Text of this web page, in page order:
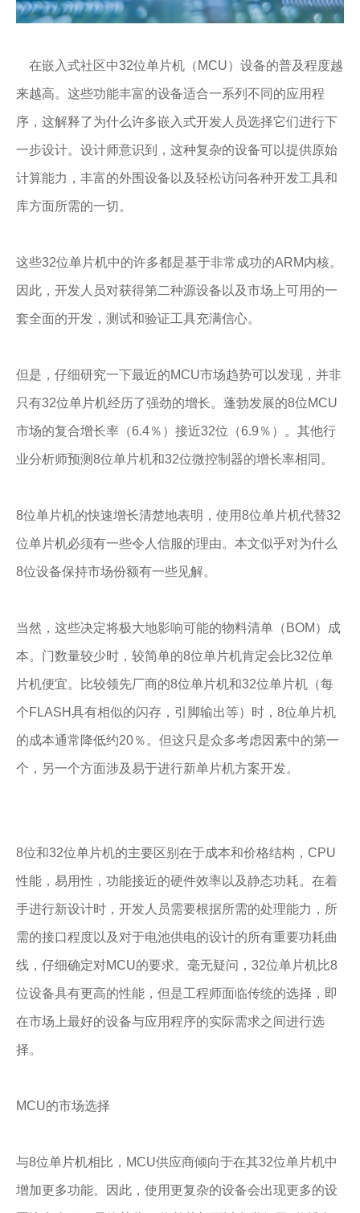
在嵌入式社区中32位单片机（MCU）设备的普及程度越
来越高。这些功能丰富的设备适合一系列不同的应用程
序，这解释了为什么许多嵌入式开发人员选择它们进行下
一步设计。设计师意识到，这种复杂的设备可以提供原始
计算能力，丰富的外围设备以及轻松访问各种开发工具和
库方面所需的一切。
这些32位单片机中的许多都是基于非常成功的ARM内核。
因此，开发人员对获得第二种源设备以及市场上可用的一
套全面的开发，测试和验证工具充满信心。
但是，仔细研究一下最近的MCU市场趋势可以发现，并非
只有32位单片机经历了强劲的增长。蓬勃发展的8位MCU
市场的复合增长率（6.4％）接近32位（6.9％）。其他行
业分析师预测8位单片机和32位微控制器的增长率相同。
8位单片机的快速增长清楚地表明，使用8位单片机代替32
位单片机必须有一些令人信服的理由。本文似乎对为什么
8位设备保持市场份额有一些见解。
当然，这些决定将极大地影响可能的物料清单（BOM）成
本。门数量较少时，较简单的8位单片机肯定会比32位单
片机便宜。比较领先厂商的8位单片机和32位单片机（每
个FLASH具有相似的闪存，引脚输出等）时，8位单片机
的成本通常降低约20％。但这只是众多考虑因素中的第一
个，另一个方面涉及易于进行新单片机方案开发。
8位和32位单片机的主要区别在于成本和价格结构，CPU
性能，易用性，功能接近的硬件效率以及静态功耗。在着
手进行新设计时，开发人员需要根据所需的处理能力，所
需的接口程度以及对于电池供电的设计的所有重要功耗曲
线，仔细确定对MCU的要求。毫无疑问，32位单片机比8
位设备具有更高的性能，但是工程师面临传统的选择，即
在市场上最好的设备与应用程序的实际需求之间进行选
择。
MCU的市场选择
与8位单片机相比，MCU供应商倾向于在其32位单片机中
增加更多功能。因此，使用更复杂的设备会出现更多的设